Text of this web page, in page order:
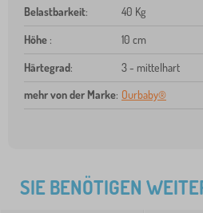
Belastbarkeit: 40 Kg
Höhe : 10 cm
Härtegrad:
3 - mittelhart
mehr von der Marke: Ourbaby®
SIE BENÖTIGEN